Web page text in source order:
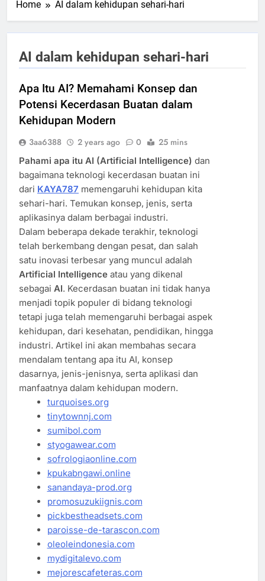
Home AI dalam kehidupan sehari-hari
AI dalam kehidupan sehari-hari
Apa Itu AI? Memahami Konsep dan
Potensi Kecerdasan Buatan dalam
Kehidupan Modern
3aa6388 2 years ago 0 25 mins
Pahami apa itu AI (Artificial Intelligence) dan
bagaimana teknologi kecerdasan buatan ini
dari KAYA787 memengaruhi kehidupan kita
sehari-hari. Temukan konsep, jenis, serta
aplikasinya dalam berbagai industri.
Dalam beberapa dekade terakhir, teknologi
telah berkembang dengan pesat, dan salah
satu inovasi terbesar yang muncul adalah
Artificial Intelligence atau yang dikenal
sebagai AI. Kecerdasan buatan ini tidak hanya
menjadi topik populer di bidang teknologi
tetapi juga telah memengaruhi berbagai aspek
kehidupan, dari kesehatan, pendidikan, hingga
industri. Artikel ini akan membahas secara
mendalam tentang apa itu AI, konsep
dasarnya, jenis-jenisnya, serta aplikasi dan
manfaatnya dalam kehidupan modern.
turquoises.org
tinytownnj.com
sumibol.com
styogawear.com
sofrologiaonline.com
kpukabngawi.online
sanandaya-prod.org
promosuzukiignis.com
pickbestheadsets.com
paroisse-de-tarascon.com
oleoleindonesia.com
mydigitalevo.com
mejorescafeteras.com